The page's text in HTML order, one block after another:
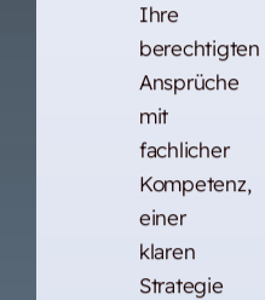
Ihre
berechtigten
Ansprüche
mit
fachlicher
Kompetenz,
einer
klaren
Strategie